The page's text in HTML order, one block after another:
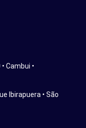
Cambui •
Ibirapuera • São